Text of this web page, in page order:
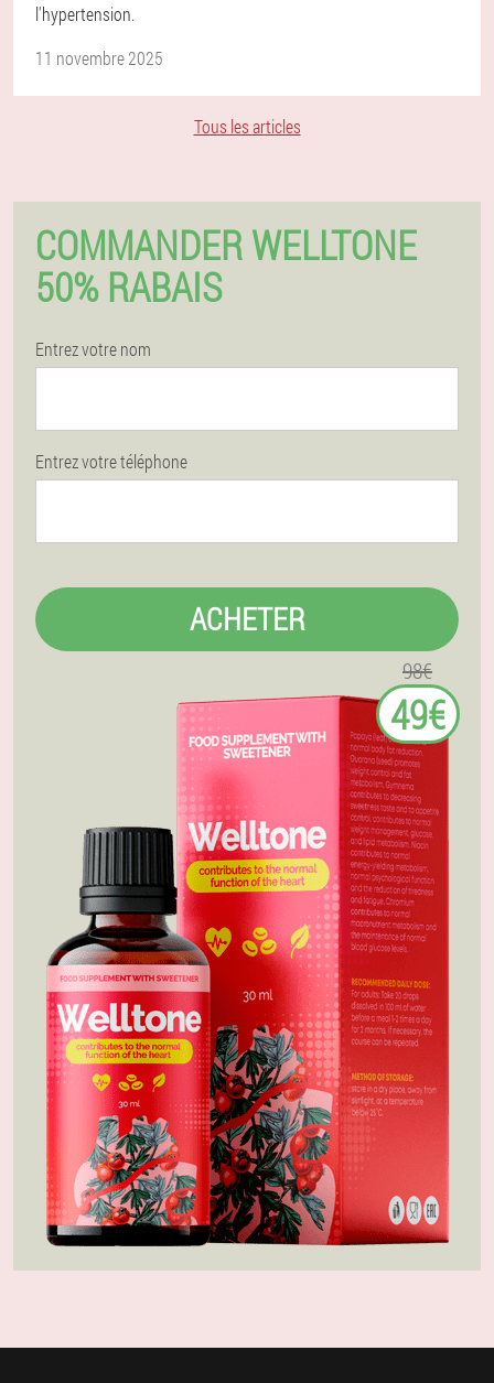
l'hypertension.
11 novembre 2025
Tous les articles
COMMANDER WELLTONE
50% RABAIS
Entrez votre nom
Entrez votre téléphone
ACHETER
98€
49€